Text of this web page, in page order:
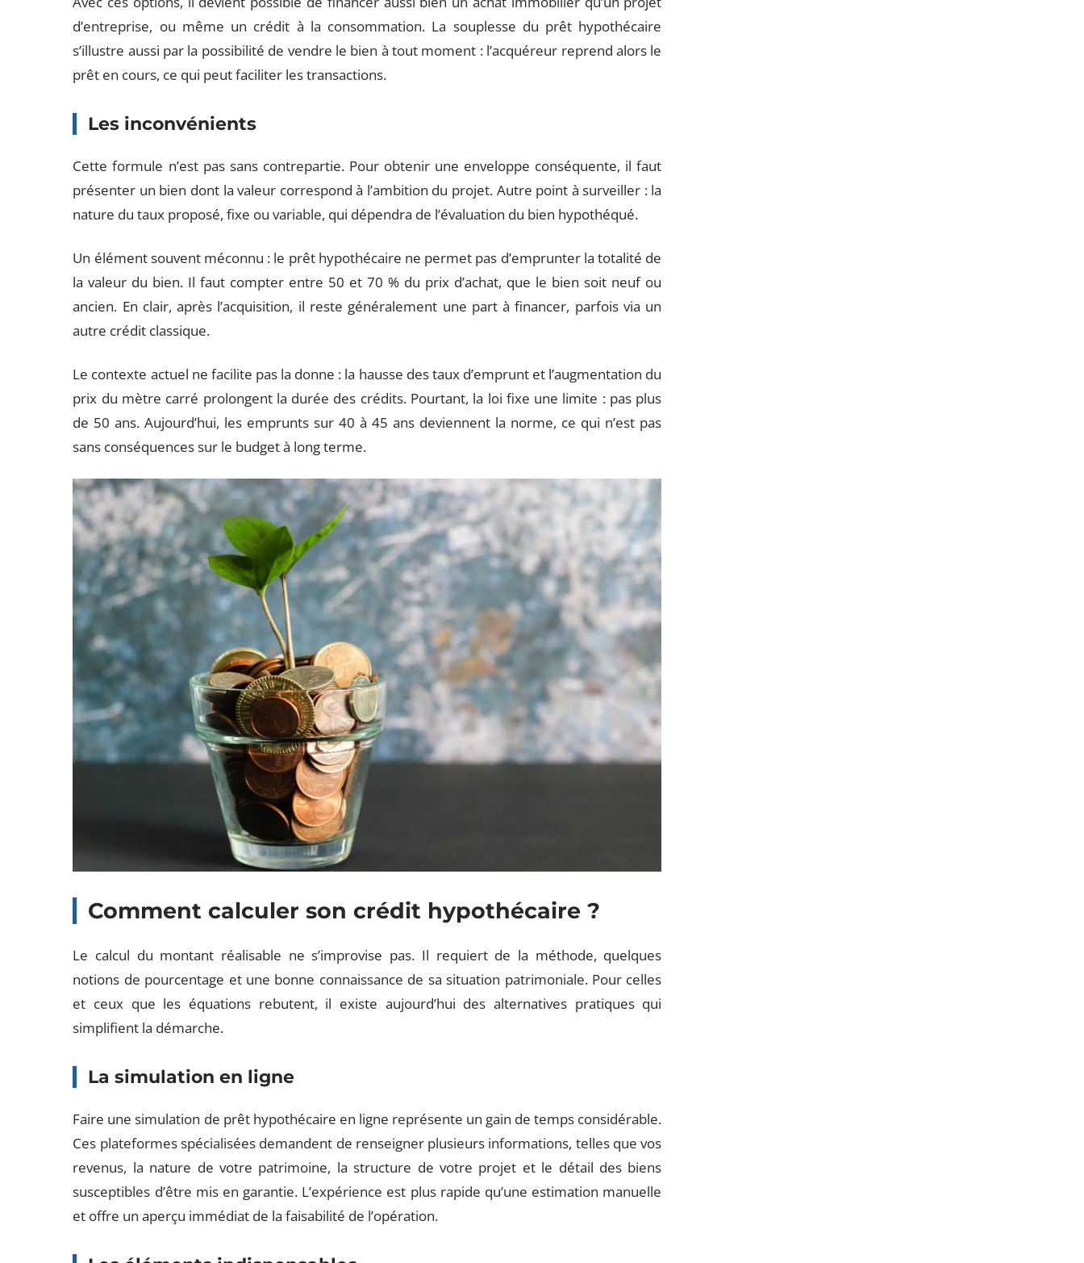
d’entreprise, ou même un crédit à la consommation. La souplesse du prêt hypothécaire
s’illustre aussi par la possibilité de vendre le bien à tout moment : l’acquéreur reprend alors le
prêt en cours, ce qui peut faciliter les transactions.
Les inconvénients
Cette formule n’est pas sans contrepartie. Pour obtenir une enveloppe conséquente, il faut
présenter un bien dont la valeur correspond à l’ambition du projet. Autre point à surveiller : la
nature du taux proposé, fixe ou variable, qui dépendra de l’évaluation du bien hypothéqué.
Un élément souvent méconnu : le prêt hypothécaire ne permet pas d’emprunter la totalité de
la valeur du bien. Il faut compter entre 50 et 70 % du prix d’achat, que le bien soit neuf ou
ancien. En clair, après l’acquisition, il reste généralement une part à financer, parfois via un
autre crédit classique.
Le contexte actuel ne facilite pas la donne : la hausse des taux d’emprunt et l’augmentation du
prix du mètre carré prolongent la durée des crédits. Pourtant, la loi fixe une limite : pas plus
de 50 ans. Aujourd’hui, les emprunts sur 40 à 45 ans deviennent la norme, ce qui n’est pas
sans conséquences sur le budget à long terme.
Comment calculer son crédit hypothécaire ?
Le calcul du montant réalisable ne s’improvise pas. Il requiert de la méthode, quelques
notions de pourcentage et une bonne connaissance de sa situation patrimoniale. Pour celles
et ceux que les équations rebutent, il existe aujourd’hui des alternatives pratiques qui
simplifient la démarche.
La simulation en ligne
Faire une simulation de prêt hypothécaire en ligne représente un gain de temps considérable.
Ces plateformes spécialisées demandent de renseigner plusieurs informations, telles que vos
revenus, la nature de votre patrimoine, la structure de votre projet et le détail des biens
susceptibles d’être mis en garantie. L’expérience est plus rapide qu’une estimation manuelle
et offre un aperçu immédiat de la faisabilité de l’opération.